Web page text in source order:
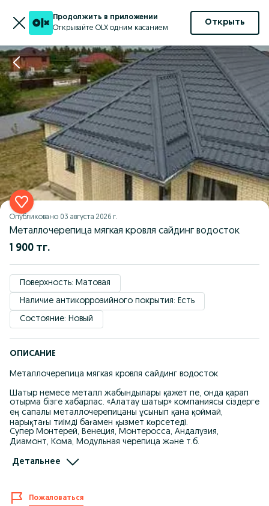
Продолжить в приложении
Открывайте OLX одним касанием
Открыть
Опубликовано 03 августа 2026 г.
Металлочерепица мягкая кровля сайдинг водосток
1 900 тг.
Поверхность: Матовая
Наличие антикоррозийного покрытия: Есть
Состояние: Новый
ОПИСАНИЕ
Металлочерепица мягкая кровля сайдинг водосток
Шатыр немесе металл жабындылары қажет пе, онда қарап
отырма бізге хабарлас. «Алатау шатыр» компаниясы сіздерге
ең сапалы металлочерепицаны ұсынып қана қоймай,
нарықтағы тиімді бағамен қызмет көрсетеді.
Супер Монтерей, Венеция, Монтеросса, Андалузия,
Диамонт, Кома, Модульная черепица және т.б.
Grand Line, Металлик брендінің суағар жүйелерін таба
Kaspi Red / Kaspi рассрочка бар
Детальнее
Пожаловаться